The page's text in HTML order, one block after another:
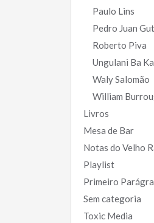
Paulo Lins
Pedro Juan
Roberto Piva
Ungulani Ba
Waly Salomão
William
Livros
Mesa de Bar
Notas do Velho
Playlist
Primeiro
Sem categoria
Toxic Media